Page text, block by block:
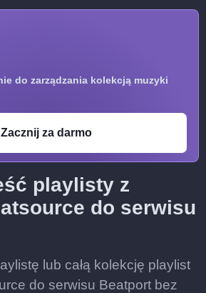
do zarządzania kolekcją muzyki
Zacznij za darmo
playlisty z
do serwisu
lub całą kolekcję playlist
do serwisu Beatport bez